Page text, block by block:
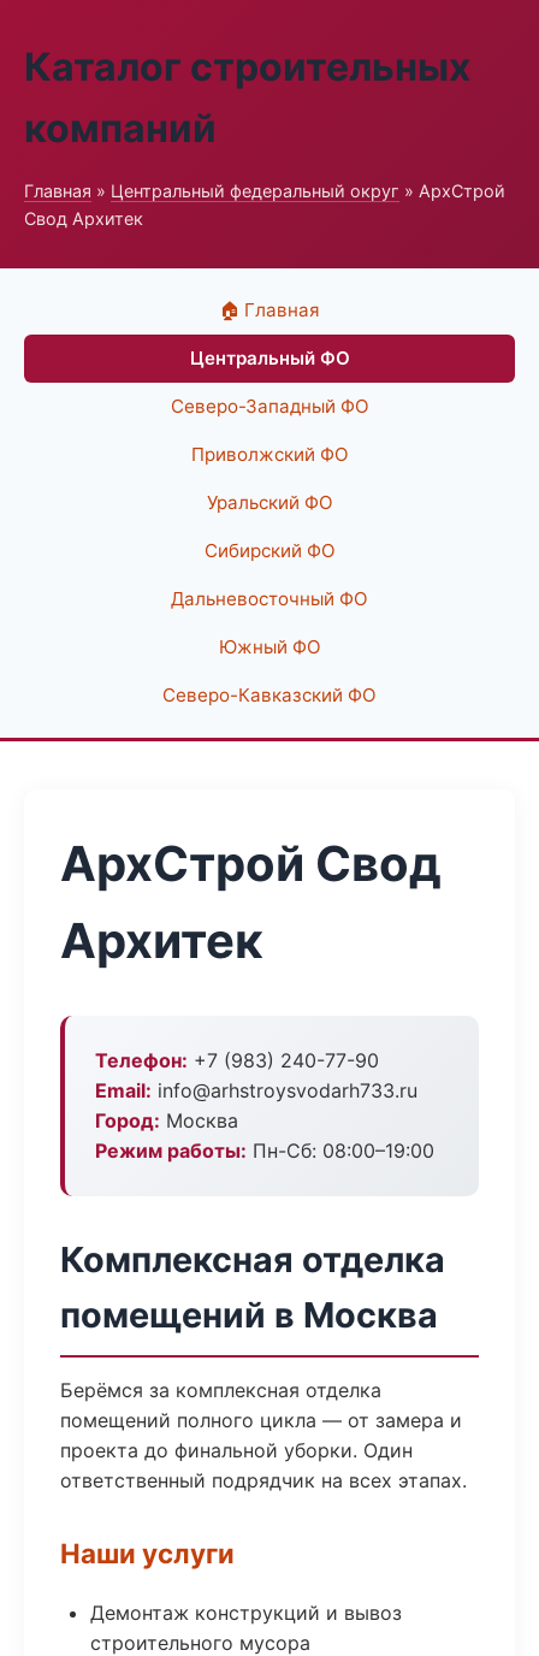
Каталог строительных
компаний
Главная » Центральный федеральный округ » АрхСтрой
Свод Архитек
🏠 Главная
Центральный ФО
Северо-Западный ФО
Приволжский ФО
Уральский ФО
Сибирский ФО
Дальневосточный ФО
Южный ФО
Северо-Кавказский ФО
АрхСтрой Свод
Архитек
Телефон: +7 (983) 240-77-90
Email: info@arhstroysvodarh733.ru
Город: Москва
Режим работы: Пн-Сб: 08:00–19:00
Комплексная отделка
помещений в Москва
Берёмся за комплексная отделка
помещений полного цикла — от замера и
проекта до финальной уборки. Один
ответственный подрядчик на всех этапах.
Наши услуги
Демонтаж конструкций и вывоз
строительного мусора